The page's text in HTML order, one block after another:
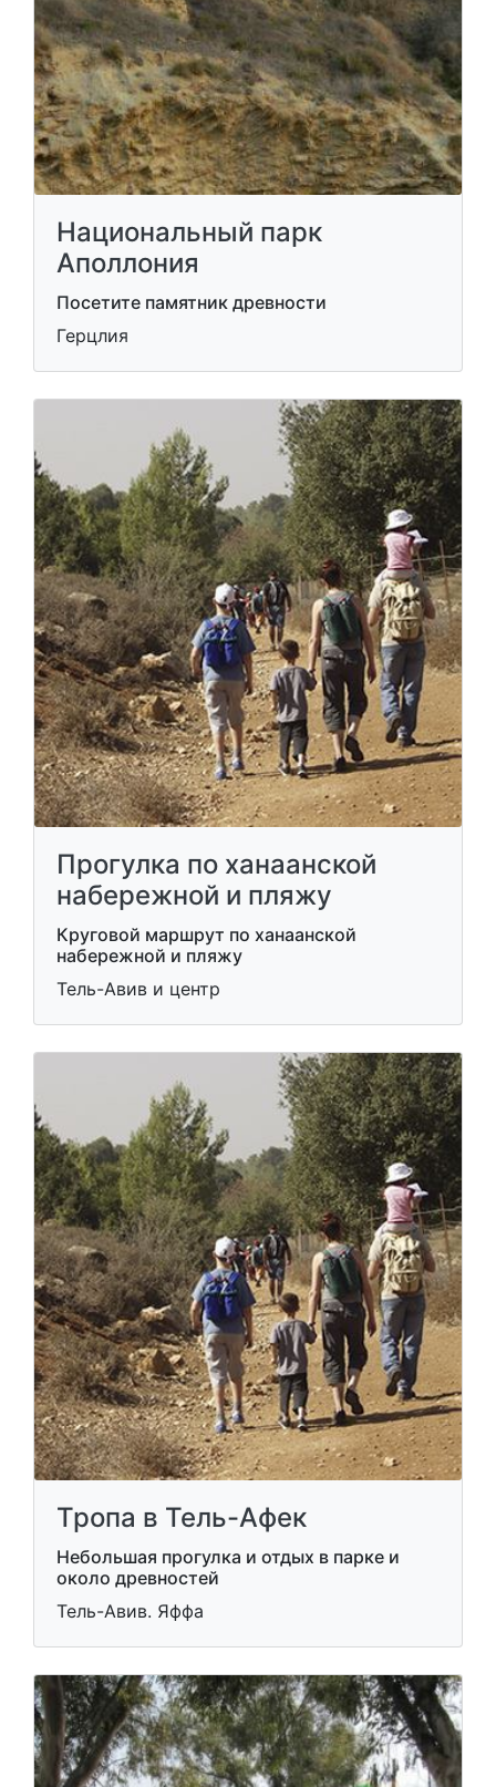
Национальный парк
Аполлония
Посетите памятник древности
Герцлия
Прогулка по ханаанской
набережной и пляжу
Круговой маршрут по ханаанской
набережной и пляжу
Тель-Авив и центр
Тропа в Тель-Афек
Небольшая прогулка и отдых в парке и
около древностей
Тель-Авив. Яффа